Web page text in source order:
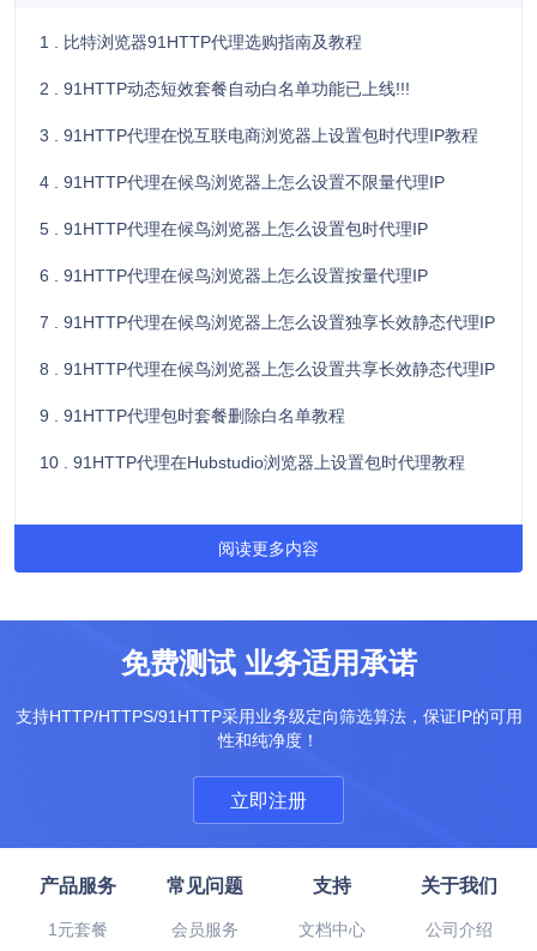
1 . 比特浏览器91HTTP代理选购指南及教程
2 . 91HTTP动态短效套餐自动白名单功能已上线!!!
3 . 91HTTP代理在悦互联电商浏览器上设置包时代理IP教程
4 . 91HTTP代理在候鸟浏览器上怎么设置不限量代理IP
5 . 91HTTP代理在候鸟浏览器上怎么设置包时代理IP
6 . 91HTTP代理在候鸟浏览器上怎么设置按量代理IP
7 . 91HTTP代理在候鸟浏览器上怎么设置独享长效静态代理IP
8 . 91HTTP代理在候鸟浏览器上怎么设置共享长效静态代理IP
9 . 91HTTP代理包时套餐删除白名单教程
10 . 91HTTP代理在Hubstudio浏览器上设置包时代理教程
阅读更多内容
免费测试 业务适用承诺
支持HTTP/HTTPS/91HTTP采用业务级定向筛选算法，保证IP的可用
性和纯净度！
立即注册
产品服务
1元套餐
常见问题
会员服务
支持
文档中心
关于我们
公司介绍